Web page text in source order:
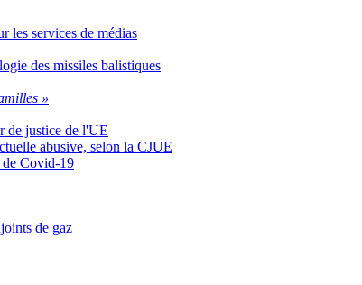
les services de médias
des missiles balistiques
»
de justice de l'UE
abusive, selon la CJUE
de Covid-19
de gaz